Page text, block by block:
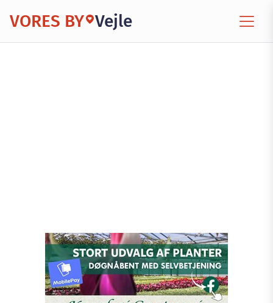
VORES BY Vejle